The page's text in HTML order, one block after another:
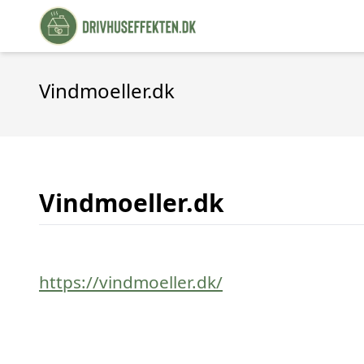
Vindmoeller.dk
Vindmoeller.dk
https://vindmoeller.dk/